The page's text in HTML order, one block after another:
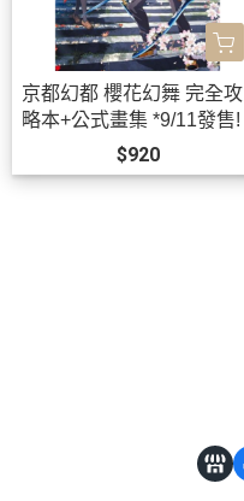
京都幻都 櫻花幻舞 完全攻
略本+公式畫集 *9/11發售!
$920